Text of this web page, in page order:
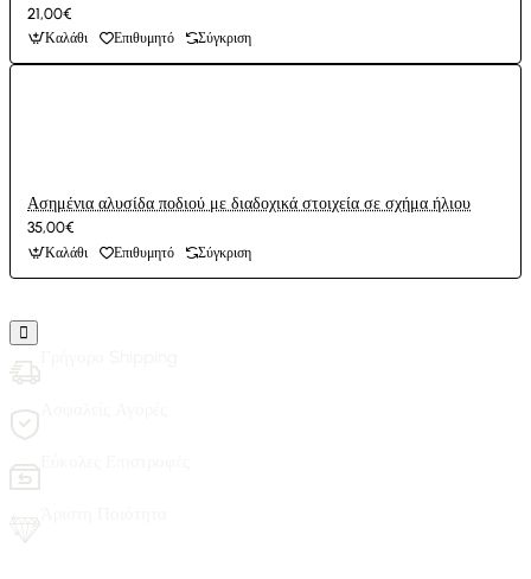
21,00€
Καλάθι
Επιθυμητό Σύγκριση
Ασημένια αλυσίδα ποδιού με διαδοχικά στοιχεία σε σχήμα ήλιου
35,00€
Καλάθι
Επιθυμητό Σύγκριση